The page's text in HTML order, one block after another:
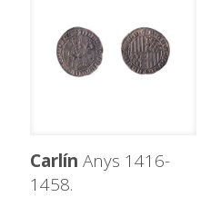
Carlín Anys 1416-
1458.